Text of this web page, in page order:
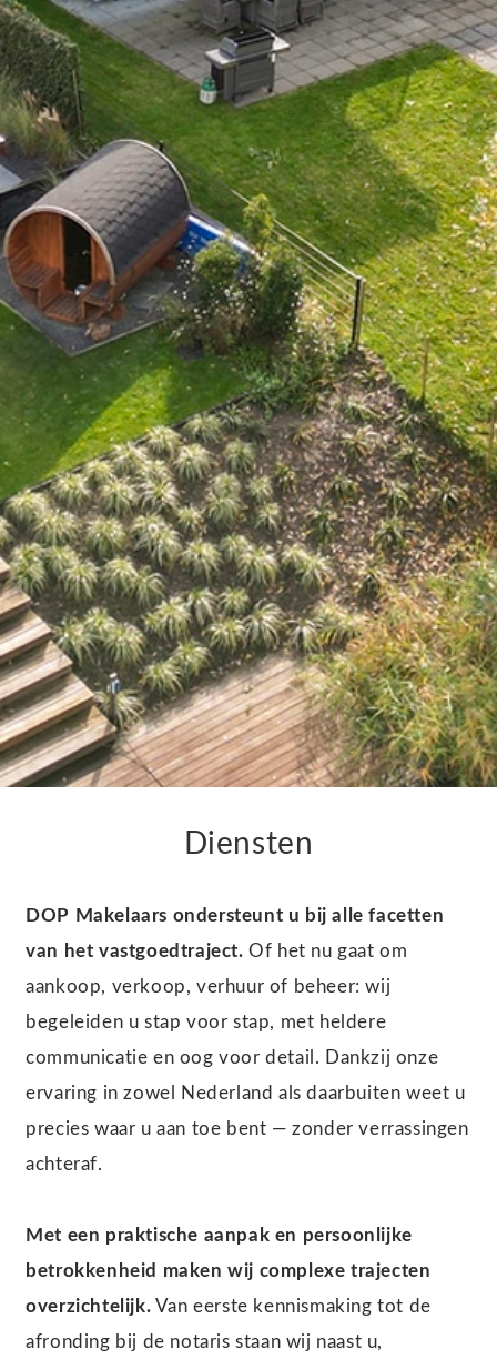
Diensten
DOP Makelaars ondersteunt u bij alle facetten
van het vastgoedtraject. Of het nu gaat om
aankoop, verkoop, verhuur of beheer: wij
begeleiden u stap voor stap, met heldere
communicatie en oog voor detail. Dankzij onze
ervaring in zowel Nederland als daarbuiten weet u
precies waar u aan toe bent — zonder verrassingen
achteraf.
Met een praktische aanpak en persoonlijke
betrokkenheid maken wij complexe trajecten
overzichtelijk. Van eerste kennismaking tot de
afronding bij de notaris staan wij naast u,